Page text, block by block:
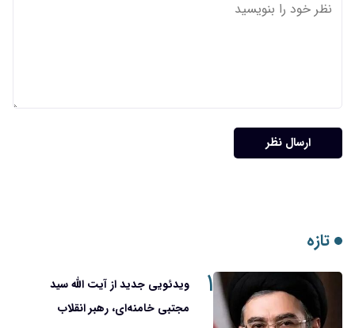
ارسال نظر
تازه
۱
ویدئویی جدید از آیت الله سید
مجتبی خامنه‌ای، رهبر انقلاب